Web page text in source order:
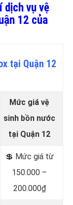
dịch vụ vệ
12 của
tại Quận 12
Mức giá vệ
sinh bồn nước
tại Quận 12
💲 Mức giá từ
150.000 –
200.000₫